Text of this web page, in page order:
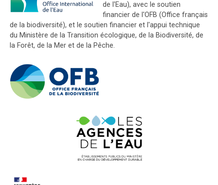
de l'Eau), avec le soutien
financier de l'OFB (Office français
de la biodiversité), et le soutien financier et l'appui technique
du Ministère de la Transition écologique, de la Biodiversité, de
la Forêt, de la Mer et de la Pêche.